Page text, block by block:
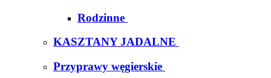
Rodzinne
KASZTANY JADALNE
Przyprawy węgierskie